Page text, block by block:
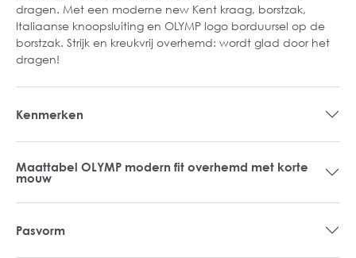
dragen. Met een moderne new Kent kraag, borstzak,
Italiaanse knoopsluiting en OLYMP logo borduursel op de
borstzak. Strijk en kreukvrij overhemd: wordt glad door het
dragen!
Kenmerken
Maattabel OLYMP modern fit overhemd met korte
mouw
Pasvorm